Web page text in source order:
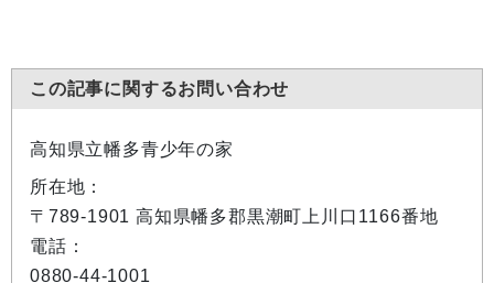
この記事に関するお問い合わせ
高知県立幡多青少年の家
所在地：
〒789-1901 高知県幡多郡黒潮町上川口1166番地
電話：
0880-44-1001